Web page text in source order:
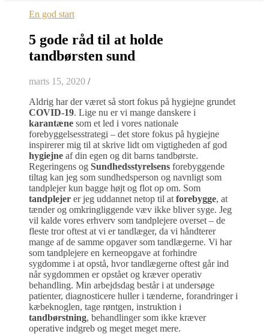
En god start
5 gode råd til at holde
tandbørsten sund
marts 15, 2020 /
Aldrig har der været så stort fokus på hygiejne grundet
COVID-19. Lige nu er vi mange danskere i
karantæne som et led i vores nationale
forebyggelsesstrategi – det store fokus på hygiejne
inspirerer mig til at skrive lidt om vigtigheden af god
hygiejne af din egen og dit barns tandbørste.
Regeringens og Sundhedsstyrelsens forebyggende
tiltag kan jeg som sundhedsperson og navnligt som
tandplejer kun bagge højt og flot op om. Som
tandplejer er jeg uddannet netop til at forebygge, at
tænder og omkringliggende væv ikke bliver syge. Jeg
vil kalde vores erhverv som tandplejere overset – de
fleste tror oftest at vi er tandlæger, da vi håndterer
mange af de samme opgaver som tandlægerne. Vi har
som tandplejere en kerneopgave at forhindre
sygdomme i at opstå, hvor tandlægerne oftest går ind
når sygdommen er opstået og kræver operativ
behandling. Min arbejdsdag består i at undersøge
patienter, diagnosticere huller i tænderne, forandringer i
kæbeknoglen, tage røntgen, instruktion i
tandbørstning, behandlinger som ikke kræver
operative indgreb og meget meget mere.